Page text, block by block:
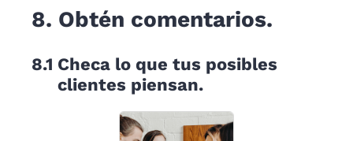
8. Obtén comentarios.
8.1 Checa lo que tus posibles
clientes piensan.